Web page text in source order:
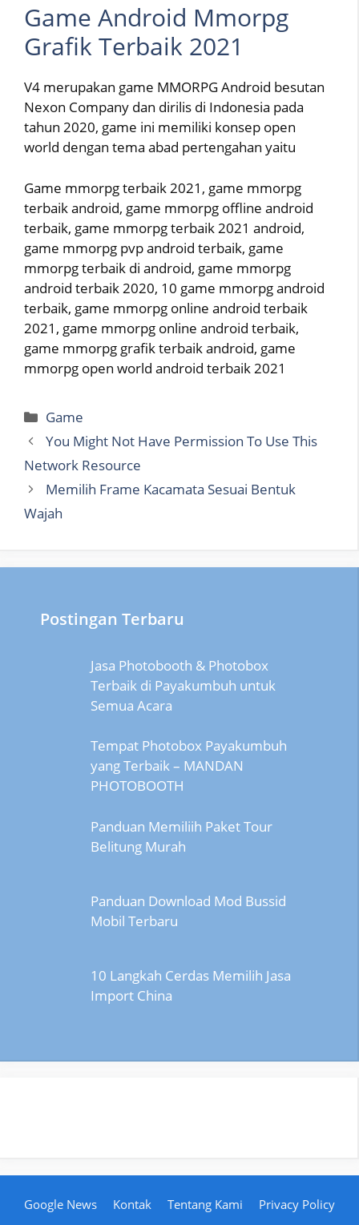
Game Android Mmorpg
Grafik Terbaik 2021
V4 merupakan game MMORPG Android besutan
Nexon Company dan dirilis di Indonesia pada
tahun 2020, game ini memiliki konsep open
world dengan tema abad pertengahan yaitu
Game mmorpg terbaik 2021, game mmorpg
terbaik android, game mmorpg offline android
terbaik, game mmorpg terbaik 2021 android,
game mmorpg pvp android terbaik, game
mmorpg terbaik di android, game mmorpg
android terbaik 2020, 10 game mmorpg android
terbaik, game mmorpg online android terbaik
2021, game mmorpg online android terbaik,
game mmorpg grafik terbaik android, game
mmorpg open world android terbaik 2021
Categories
Game
You Might Not Have Permission To Use This
Network Resource
Memilih Frame Kacamata Sesuai Bentuk
Wajah
Postingan Terbaru
Jasa Photobooth & Photobox
Terbaik di Payakumbuh untuk
Semua Acara
Tempat Photobox Payakumbuh
yang Terbaik – MANDAN
PHOTOBOOTH
Panduan Memiliih Paket Tour
Belitung Murah
Panduan Download Mod Bussid
Mobil Terbaru
10 Langkah Cerdas Memilih Jasa
Import China
Google News Kontak Tentang Kami Privacy Policy